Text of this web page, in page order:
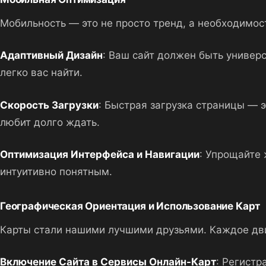
Мобильность — это не просто тренд, а
Адаптивный Дизайн: Ваш сайт должен быть
легко вас найти.
Скорость Загрузки: Быстрая загрузка страницы —
любит долго ждать.
Оптимизация Интерфейса и Навигации: Упрощайте
интуитивно понятным.
Географическая Ориентация и Использование Карт
Карты стали нашими лучшими друзьями. Каждое
Включение Сайта в Сервисы Онлайн-Карт: